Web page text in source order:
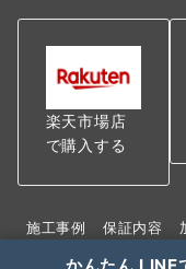
楽天市場店
で購入する
施工事例 保証内容
特定商取引法に基づく